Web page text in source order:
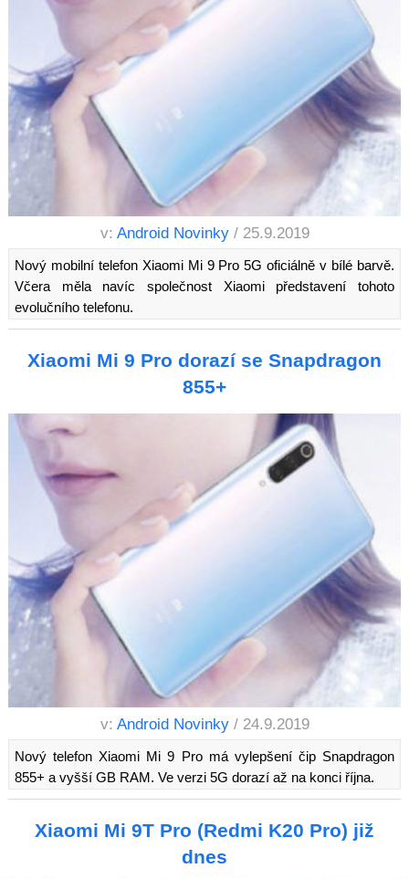
v: Android Novinky / 25.9.2019
Nový mobilní telefon Xiaomi Mi 9 Pro 5G oficiálně v bílé barvě.
Včera měla navíc společnost Xiaomi představení tohoto
evolučního telefonu.
Xiaomi Mi 9 Pro dorazí se Snapdragon
855+
v: Android Novinky / 24.9.2019
Nový telefon Xiaomi Mi 9 Pro má vylepšení čip Snapdragon
855+ a vyšší GB RAM. Ve verzi 5G dorazí až na konci října.
Xiaomi Mi 9T Pro (Redmi K20 Pro) již
dnes